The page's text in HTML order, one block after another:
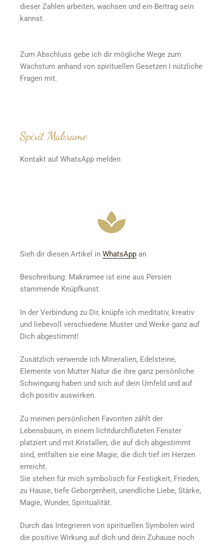
dieser Zahlen arbeiten, wachsen und ein Beitrag sein
kannst.
Zum Abschluss gebe ich dir mögliche Wege zum
Wachstum anhand von spirituellen Gesetzen I nützliche
Fragen mit.
Spirit Makrame
Kontakt auf WhatsApp melden
‎Sieh dir diesen Artikel in WhatsApp an
Beschreibung: Makramee ist eine aus Persien
stammende Knüpfkunst.
In der Verbindung zu Dir, knüpfe ich meditativ, kreativ
und liebevoll verschiedene Muster und Werke ganz auf
Dich abgestimmt!
Zusätzlich verwende ich Mineralien, Edelsteine,
Elemente von Mutter Natur die ihre ganz persönliche
Schwingung haben und sich auf dein Umfeld und auf
dich positiv auswirken.
Zu meinen persönlichen Favoriten zählt der
Lebensbaum, in einem lichtdurchfluteten Fenster
platziert und mit Kristallen, die auf dich abgestimmt
sind, entfalten sie eine Magie, die dich tief im Herzen
erreicht.
Sie stehen für mich symbolisch für Festigkeit, Frieden,
zu Hause, tiefe Geborgenheit, unendliche Liebe, Stärke,
Magie, Wunder, Spiritualität.
Durch das Integrieren von spirituellen Symbolen wird
die positive Wirkung auf dich und dein Zuhause noch